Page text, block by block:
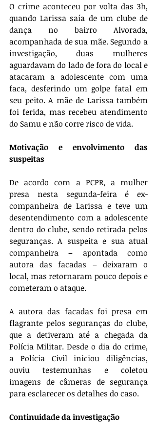
O crime aconteceu por volta das 3h,
quando Larissa saía de um clube de
dança no bairro Alvorada,
acompanhada de sua mãe. Segundo a
investigação, duas mulheres
aguardavam do lado de fora do local e
atacaram a adolescente com uma
faca, desferindo um golpe fatal em
seu peito. A mãe de Larissa também
foi ferida, mas recebeu atendimento
do Samu e não corre risco de vida.
Motivação e envolvimento das
suspeitas
De acordo com a PCPR, a mulher
presa nesta segunda-feira é ex-
companheira de Larissa e teve um
desentendimento com a adolescente
dentro do clube, sendo retirada pelos
seguranças. A suspeita e sua atual
companheira – apontada como
autora das facadas – deixaram o
local, mas retornaram pouco depois e
cometeram o ataque.
A autora das facadas foi presa em
flagrante pelos seguranças do clube,
que a detiveram até a chegada da
Polícia Militar. Desde o dia do crime,
a Polícia Civil iniciou diligências,
ouviu testemunhas e coletou
imagens de câmeras de segurança
para esclarecer os detalhes do caso.
Continuidade da investigação